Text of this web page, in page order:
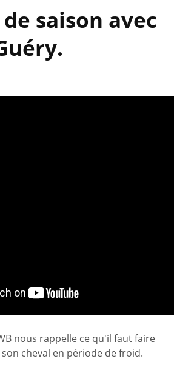
saison avec
nous rappelle ce qu'il faut faire
cheval en période de froid.